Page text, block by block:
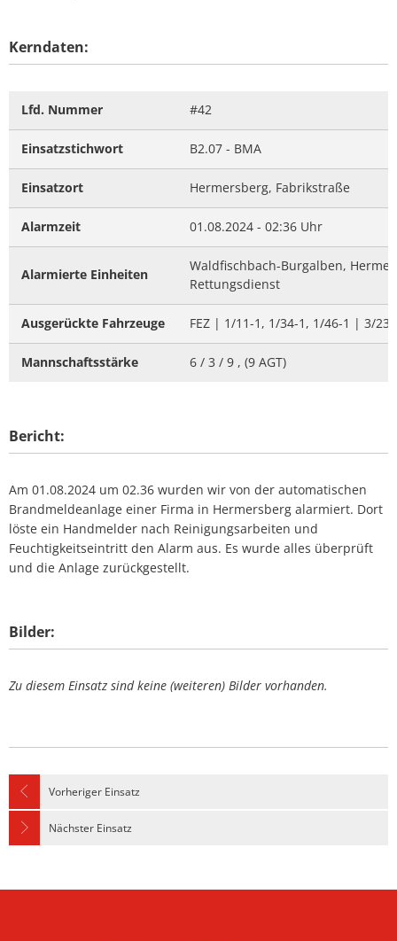
Kerndaten:
Lfd. Nummer #42
Einsatzstichwort B2.07 - BMA
Einsatzort Hermersberg, Fabrikstraße
Alarmzeit 01.08.2024 - 02:36 Uhr
Alarmierte Einheiten
Waldfischbach-Burgalben,
Rettungsdienst
Ausgerückte Fahrzeuge FEZ | 1/11-1, 1/34-1, 1/46-1 | 3/
Mannschaftsstärke 6 / 3 / 9 , (9 AGT)
Bericht:
Am 01.08.2024 um 02.36 wurden wir von der automatischen
Brandmeldeanlage einer Firma in Hermersberg alarmiert. Dort
löste ein Handmelder nach Reinigungsarbeiten und
Feuchtigkeitseintritt den Alarm aus. Es wurde alles überprüft
und die Anlage zurückgestellt.
Bilder:
Zu diesem Einsatz sind keine (weiteren) Bilder vorhanden.
Vorheriger Einsatz
Nächster Einsatz